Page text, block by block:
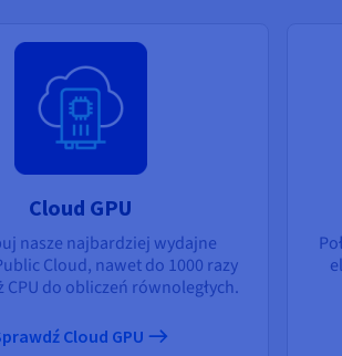
Cloud GPU
nasze najbardziej wydajne
Cloud, nawet do 1000 razy
CPU do obliczeń równoległych.
Cloud GPU